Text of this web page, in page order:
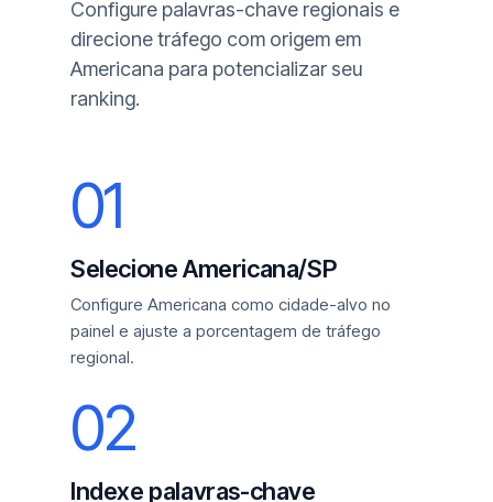
Configure palavras-chave regionais e
direcione tráfego com origem em
Americana para potencializar seu
ranking.
01
Selecione Americana/SP
Configure Americana como cidade-alvo no
painel e ajuste a porcentagem de tráfego
regional.
02
Indexe palavras-chave